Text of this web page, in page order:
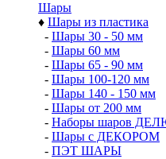
Шары
♦ Шары из пластика
- Шары 30 - 50 мм
- Шары 60 мм
- Шары 65 - 90 мм
- Шары 100-120 мм
- Шары 140 - 150 мм
- Шары от 200 мм
- Наборы шаров
- Шары с ДЕКОРОМ
- ПЭТ ШАРЫ